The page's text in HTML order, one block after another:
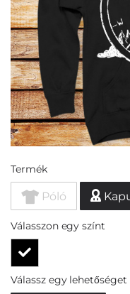
Termék
Póló
Válasszon egy színt
Válassz egy lehetőséget